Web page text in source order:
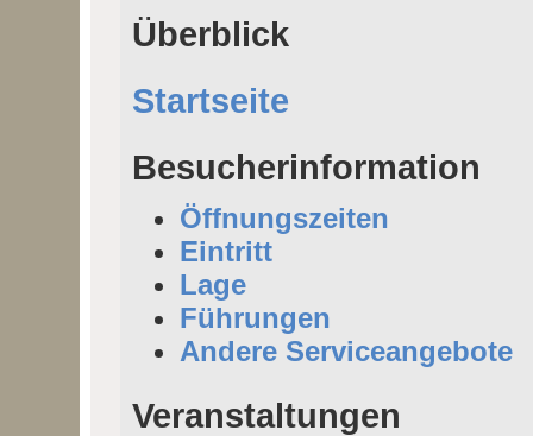
Überblick
Startseite
Besucherinformation
Öffnungszeiten
Eintritt
Lage
Führungen
Andere Serviceangebote
Veranstaltungen